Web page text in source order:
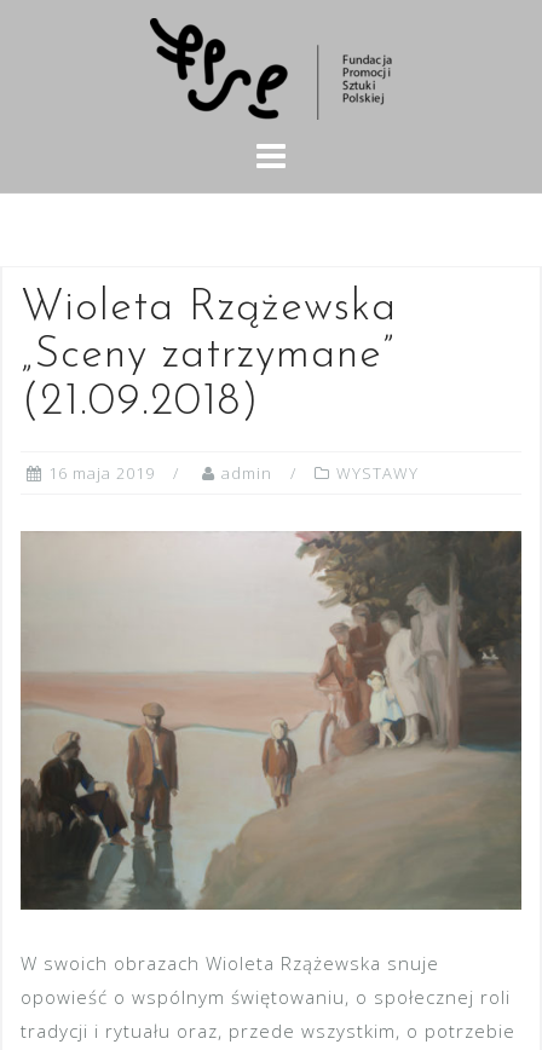
Wioleta Rzążewska
„Sceny zatrzymane”
(21.09.2018)
16 maja 2019 admin WYSTAWY
W swoich obrazach Wioleta Rzążewska snuje
opowieść o wspólnym świętowaniu, o społecznej roli
tradycji i rytuału oraz, przede wszystkim, o potrzebie